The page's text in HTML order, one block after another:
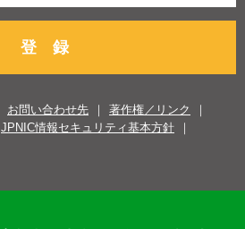
登 録
お問い合わせ先
著作権／リンク
JPNIC情報セキュリティ基本方針